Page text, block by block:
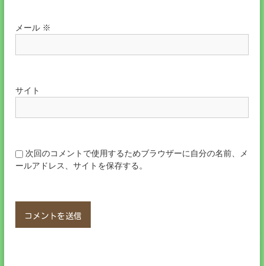
メール ※
サイト
次回のコメントで使用するためブラウザーに自分の名前、メ
ールアドレス、サイトを保存する。